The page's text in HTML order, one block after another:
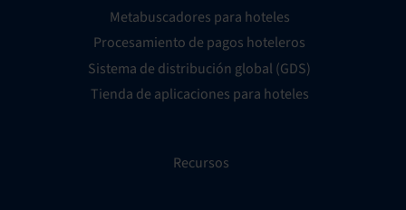
Metabuscadores para hoteles
Procesamiento de pagos hoteleros
Sistema de distribución global (GDS)
Tienda de aplicaciones para hoteles
Recursos